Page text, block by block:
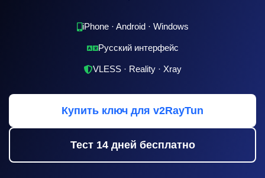
iPhone · Android · Windows
Русский интерфейс
VLESS · Reality · Xray
Купить ключ для v2RayTun
Тест 14 дней бесплатно